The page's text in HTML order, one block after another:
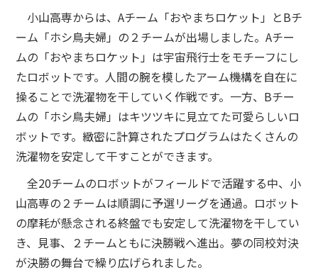
小山高専からは、Aチーム「おやまちロケット」とBチ
ーム「ホシ鳥夫婦」の２チームが出場しました。Aチー
ムの「おやまちロケット」は宇宙飛行士をモチーフにし
たロボットです。人間の腕を模したアーム機構を自在に
操ることで洗濯物を干していく作戦です。一方、Bチー
ムの「ホシ鳥夫婦」はキツツキに見立てた可愛らしいロ
ボットです。緻密に計算されたプログラムはたくさんの
洗濯物を安定して干すことができます。
全20チームのロボットがフィールドで活躍する中、小
山高専の２チームは順調に予選リーグを通過。ロボット
の摩耗が懸念される終盤でも安定して洗濯物を干してい
き、見事、２チームともに決勝戦へ進出。夢の同校対決
が決勝の舞台で繰り広げられました。